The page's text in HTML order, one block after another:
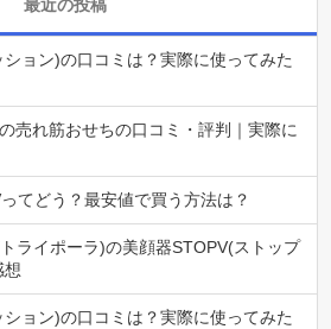
最近の投稿
ョン)の口コミは？実際に使ってみた
売れ筋おせちの口コミ・評判｜実際に
てどう？最安値で買う方法は？
トライポーラ)の美顔器STOPV(ストップ
想
ョン)の口コミは？実際に使ってみた